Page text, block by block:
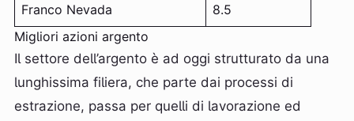
Franco Nevada
8.5
Migliori azioni argento
Il settore dell’argento è ad oggi strutturato da una
lunghissima filiera, che parte dai processi di
estrazione, passa per quelli di lavorazione ed